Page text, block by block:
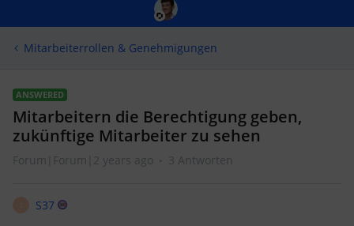
Mitarbeiterrollen & Genehmigungen
ANSWERED
Mitarbeitern die Berechtigung geben,
zukünftige Mitarbeiter zu sehen
Forum|Forum|2 years ago 3 Antworten
S37